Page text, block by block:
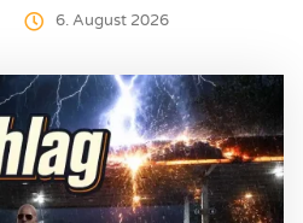
6. August 2026